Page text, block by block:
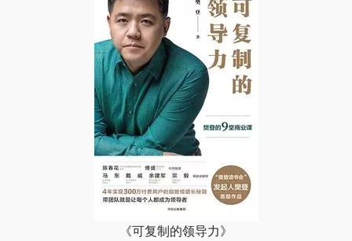
《可复制的领导力》